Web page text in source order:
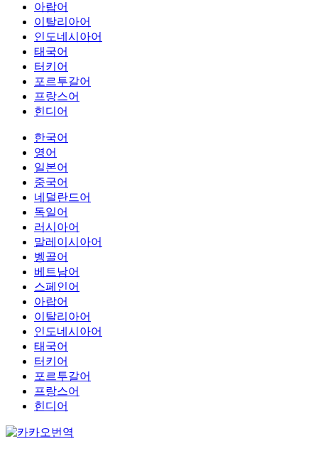
아랍어
이탈리아어
인도네시아어
태국어
터키어
포르투갈어
프랑스어
힌디어
한국어
영어
일본어
중국어
네덜란드어
독일어
러시아어
말레이시아어
벵골어
베트남어
스페인어
아랍어
이탈리아어
인도네시아어
태국어
터키어
포르투갈어
프랑스어
힌디어